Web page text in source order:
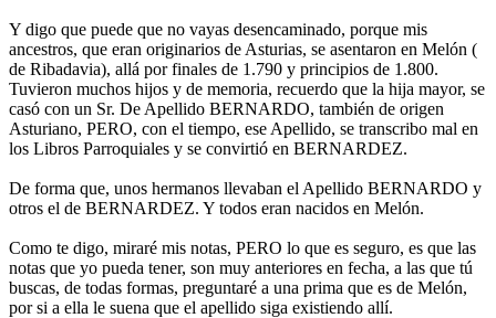
Y digo que puede que no vayas desencaminado, porque mis
ancestros, que eran originarios de Asturias, se asentaron en Melón (
de Ribadavia), allá por finales de 1.790 y principios de 1.800.
Tuvieron muchos hijos y de memoria, recuerdo que la hija mayor, se
casó con un Sr. De Apellido BERNARDO, también de origen
Asturiano, PERO, con el tiempo, ese Apellido, se transcribo mal en
los Libros Parroquiales y se convirtió en BERNARDEZ.
De forma que, unos hermanos llevaban el Apellido BERNARDO y
otros el de BERNARDEZ. Y todos eran nacidos en Melón.
Como te digo, miraré mis notas, PERO lo que es seguro, es que las
notas que yo pueda tener, son muy anteriores en fecha, a las que tú
buscas, de todas formas, preguntaré a una prima que es de Melón,
por si a ella le suena que el apellido siga existiendo allí.